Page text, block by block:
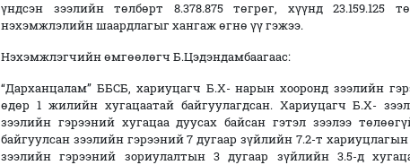
үндсэн зээлийн төлбөрт 8.378.875 төгрөг, хүүнд 23.159.125
нэхэмжлэлийн шаардлагыг хангаж өгнө үү гэжээ.
Нэхэмжлэгчийн өмгөөлөгч Б.Цэдэндамбаагаас:
“Дарханцалам” ББСБ, хариуцагч Б.Х- нарын хооронд зээлийн
өдөр 1 жилийн хугацаатай байгуулагдсан. Хариуцагч Б.Х-
зээлийн гэрээний хугацаа дуусах байсан гэтэл зээлээ
байгуулсан зээлийн гэрээний 7 дугаар зүйлийн 7.2-т хариуцлагын
зээлийн гэрээний зориулалтын 3 дугаар зүйлийн 3.5-д